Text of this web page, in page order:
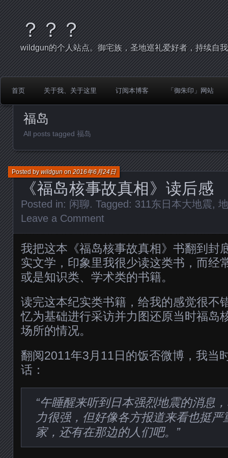
？？？
wildgun的个人站点。御宅族，圣地巡礼爱好者，持续自
首页 关于我、关于这里 订阅本博客 「御朱印」网站
福岛
All posts tagged 福岛
《福岛核事故真相》读后感
Posted bywildgunon2016年6月24日
Posted in: 闲聊. Tagged: 311东日本大地震,
Leave a Comment
我把这本《福岛核事故真相》书翻到封
实文学，印象里我很少读这类书，而经
或是知识类、学术类的书籍。
读完这本纪实类书籍，给我的感觉很不
忆为基础进行采访并力图还原当时福岛
场所的情况。
翻阅2011年3月11日的饭否微博，我当
话：
“午睡醒来听到日本强烈地震的消息
力很强，但好像各方报道来看也挺
家，还有在那边的人们吧。”